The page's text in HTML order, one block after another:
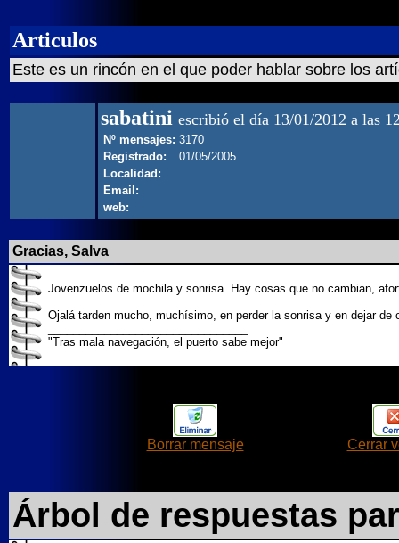
Articulos
Este es un rincón en el que poder hablar sobre los
sabatini escribió el día 13/01/2012 a las
Nº mensajes: 3170
Registrado:
01/05/2005
Localidad:
Email:
web:
Gracias, Salva
Jovenzuelos de mochila y sonrisa. Hay cosas que no cambian,
Ojalá tarden mucho, muchísimo, en perder la sonrisa y en dejar de
"Tras mala navegación, el puerto sabe mejor"
Borrar mensaje Cerrar
Árbol de respuestas